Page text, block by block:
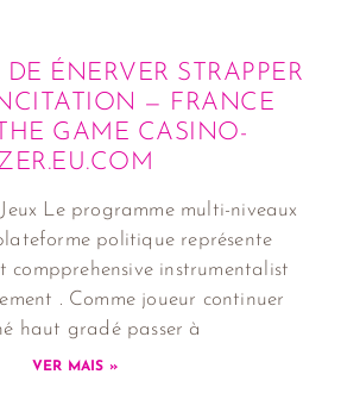
ÉNERVER STRAPPER
— FRANCE
GAME CASINO-
Le programme multi-niveaux
politique représente
compprehensive instrumentalist
. Comme joueur continuer
haut gradé passer à
VER MAIS »